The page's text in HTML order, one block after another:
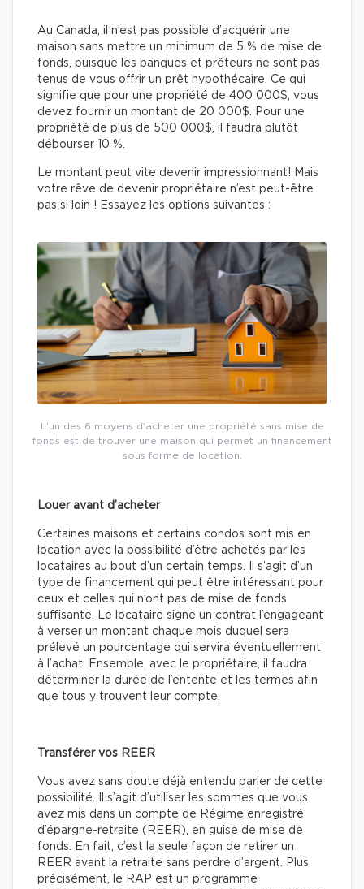
Au Canada, il n’est pas possible d’acquérir une
maison sans mettre un minimum de 5 % de mise de
fonds, puisque les banques et prêteurs ne sont pas
tenus de vous offrir un prêt hypothécaire. Ce qui
signifie que pour une propriété de 400 000$, vous
devez fournir un montant de 20 000$. Pour une
propriété de plus de 500 000$, il faudra plutôt
débourser 10 %.
Le montant peut vite devenir impressionnant! Mais
votre rêve de devenir propriétaire n’est peut-être
pas si loin ! Essayez les options suivantes :
L’un des 6 moyens d’acheter une propriété sans mise de
fonds est de trouver une maison qui permet un financement
sous forme de location.
Louer avant d’acheter
Certaines maisons et certains condos sont mis en
location avec la possibilité d’être achetés par les
locataires au bout d’un certain temps. Il s’agit d’un
type de financement qui peut être intéressant pour
ceux et celles qui n’ont pas de mise de fonds
suffisante. Le locataire signe un contrat l’engageant
à verser un montant chaque mois duquel sera
prélevé un pourcentage qui servira éventuellement
à l’achat. Ensemble, avec le propriétaire, il faudra
déterminer la durée de l’entente et les termes afin
que tous y trouvent leur compte.
Transférer vos REER
Vous avez sans doute déjà entendu parler de cette
possibilité. Il s’agit d’utiliser les sommes que vous
avez mis dans un compte de Régime enregistré
d’épargne-retraite (REER), en guise de mise de
fonds. En fait, c’est la seule façon de retirer un
REER avant la retraite sans perdre d’argent. Plus
précisément, le RAP est un programme